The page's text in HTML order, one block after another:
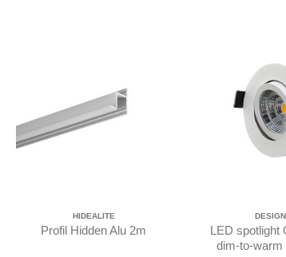
HIDEALITE
Profil Hidden Alu 2m
LED spotlight
dim-to-warm